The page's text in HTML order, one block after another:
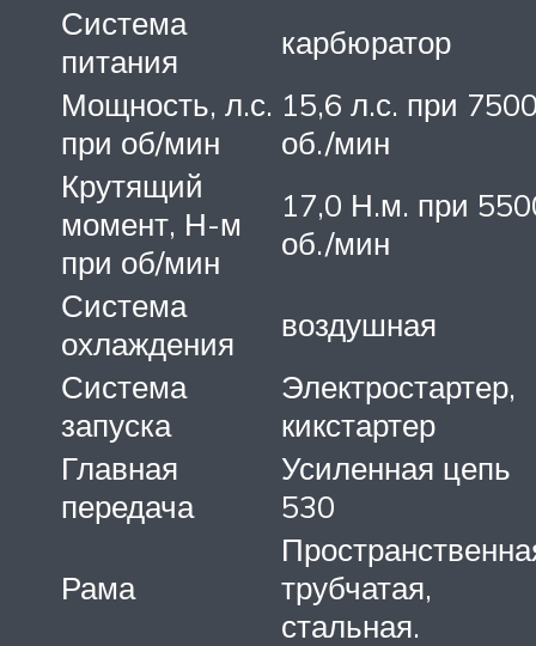
Система
питания
карбюратор
Мощность, л.с.
при об/мин
15,6 л.с. при
об./мин
Крутящий
момент, Н-м
при об/мин
17,0 Н.м. при
об./мин
Система
охлаждения
воздушная
Система
запуска
Электростартер,
кикстартер
Главная
передача
Усиленная цепь
530
Рама
трубчатая,
стальная.